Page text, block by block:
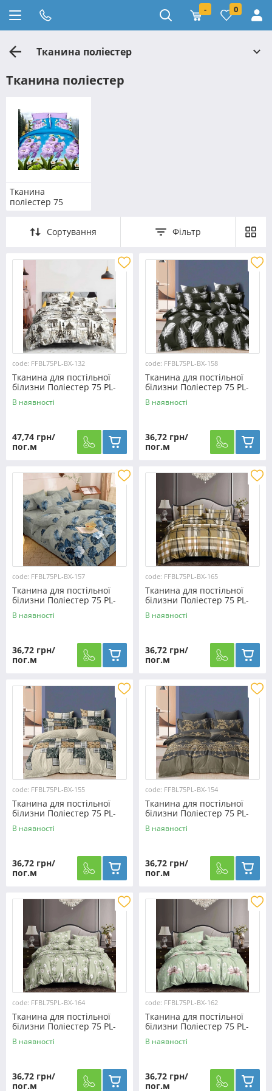
- 0
Тканина поліестер
Тканина поліестер
Тканина
поліестер 75
Сортування Фільтр
code: FFBL75PL-BX-132
Тканина для постільної
білизни Поліестер 75 PL-
BX-132 (60м)
В наявності
47,74 грн/
пог.м
code: FFBL75PL-BX-158
Тканина для постільної
білизни Поліестер 75 PL-
BX-158 (60м)
В наявності
36,72 грн/
пог.м
code: FFBL75PL-BX-157
Тканина для постільної
білизни Поліестер 75 PL-
BX-157 (60м)
В наявності
36,72 грн/
пог.м
code: FFBL75PL-BX-165
Тканина для постільної
білизни Поліестер 75 PL-
BX-165 (60м)
В наявності
36,72 грн/
пог.м
code: FFBL75PL-BX-155
Тканина для постільної
білизни Поліестер 75 PL-
BX-155 (60м)
В наявності
36,72 грн/
пог.м
code: FFBL75PL-BX-154
Тканина для постільної
білизни Поліестер 75 PL-
BX-154 (60м)
В наявності
36,72 грн/
пог.м
code: FFBL75PL-BX-164
Тканина для постільної
білизни Поліестер 75 PL-
BX-164 (60м)
В наявності
36,72 грн/
пог.м
code: FFBL75PL-BX-162
Тканина для постільної
білизни Поліестер 75 PL-
BX-162 (60м)
В наявності
36,72 грн/
пог.м